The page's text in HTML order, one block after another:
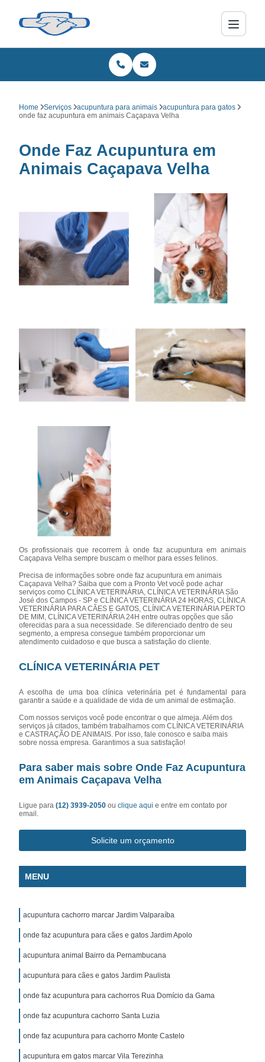
Home Serviços acupuntura para animais
acupuntura para gatos
onde faz acupuntura em animais Caçapava Velha
Onde Faz Acupuntura em
Animais Caçapava Velha
Os profissionais que recorrem à onde faz acupuntura em animais
Caçapava Velha sempre buscam o melhor para esses felinos.
Precisa de informações sobre onde faz acupuntura em animais
Caçapava Velha? Saiba que com a Pronto Vet você pode achar
serviços como CLÍNICA VETERINÁRIA, CLÍNICA VETERINÁRIA São
José dos Campos - SP e CLÍNICA VETERINÁRIA 24 HORAS, CLÍNICA
VETERINÁRIA PARA CÃES E GATOS, CLÍNICA VETERINÁRIA PERTO
DE MIM, CLÍNICA VETERINÁRIA 24H entre outras opções que são
oferecidas para a sua necessidade. Se diferenciado dentro de seu
segmento, a empresa consegue também proporcionar um
atendimento cuidadoso e que busca a satisfação do cliente.
CLÍNICA VETERINÁRIA PET
A escolha de uma boa clínica veterinária pet é fundamental para
garantir a saúde e a qualidade de vida de um animal de estimação.
Com nossos serviços você pode encontrar o que almeja. Além dos
serviços já citados, também trabalhamos com CLÍNICA VETERINÁRIA
e CASTRAÇÃO DE ANIMAIS. Por isso, fale conosco e saiba mais
sobre nossa empresa. Garantimos a sua satisfação!
Para saber mais sobre Onde Faz Acupuntura
em Animais Caçapava Velha
Ligue para(12) 3939-2050ouclique aqui e entre em contato por
email.
Solicite um orçamento
MENU
acupuntura cachorro marcar Jardim Valparaíba
onde faz acupuntura para cães e gatos Jardim Apolo
acupuntura animal Bairro da Pernambucana
acupuntura para cães e gatos Jardim Paulista
onde faz acupuntura para cachorros Rua Domício da Gama
onde faz acupuntura cachorro Santa Luzia
onde faz acupuntura para cachorro Monte Castelo
acupuntura em gatos marcar Vila Terezinha